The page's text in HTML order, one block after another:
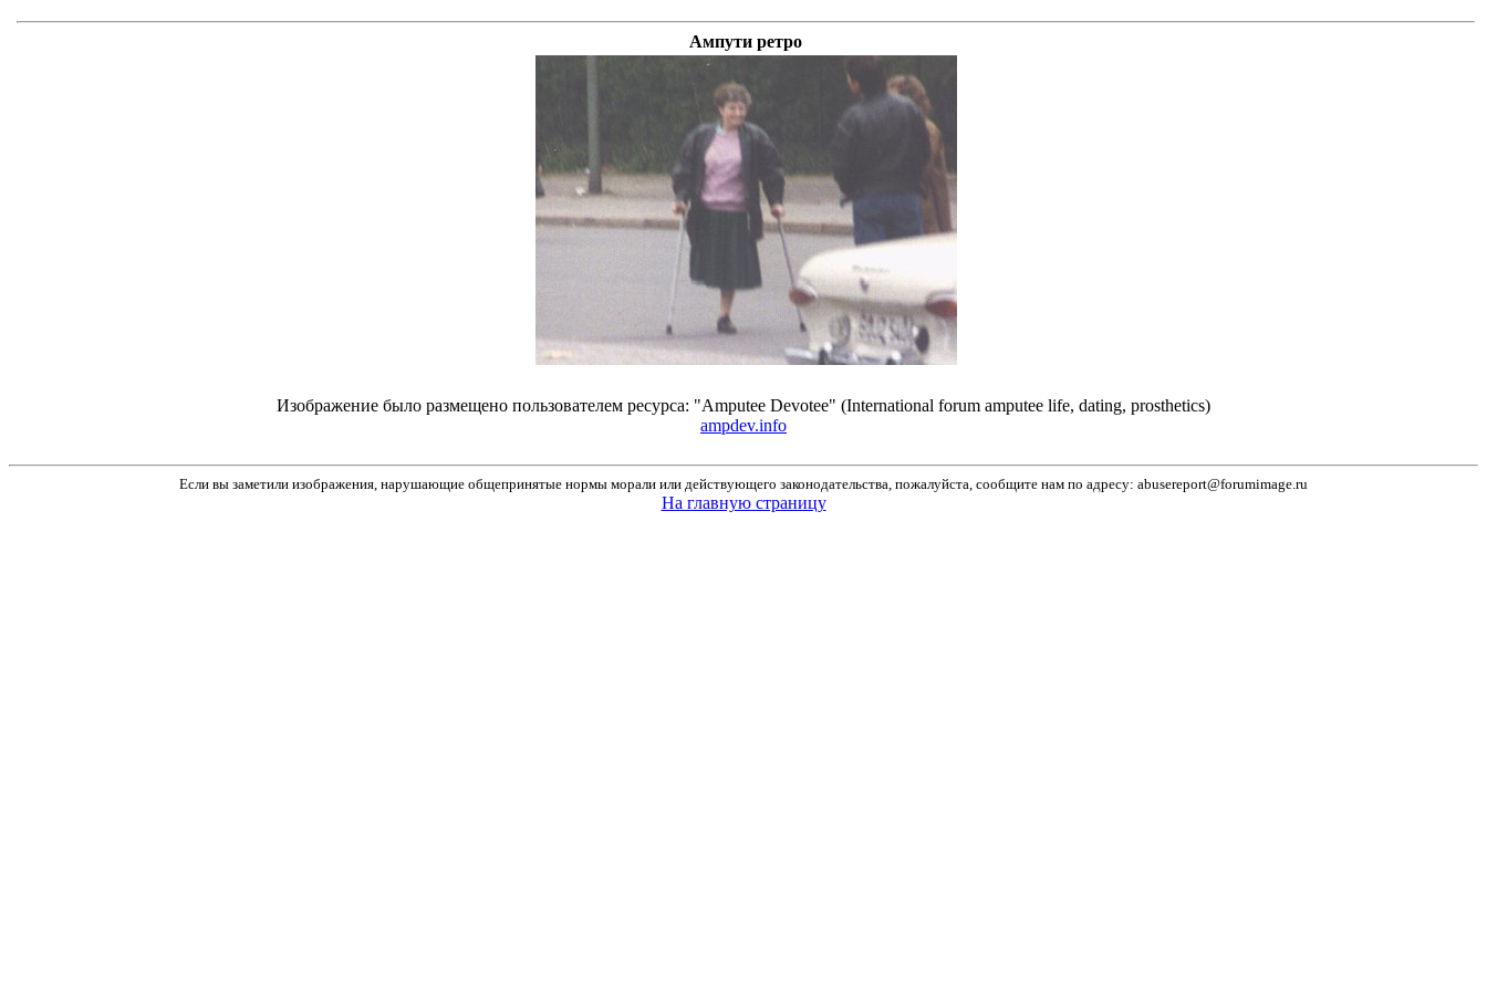
Ампути ретро
Изображение было размещено пользователем ресурса: "Amputee Devotee" (International forum amputee life, dating, prosthetics)
ampdev.info
Если вы заметили изображения, нарушающие общепринятые нормы морали или действующего законодательства, пожалуйста, сообщите нам по адресу: abusereport@forumimage.ru
На главную страницу